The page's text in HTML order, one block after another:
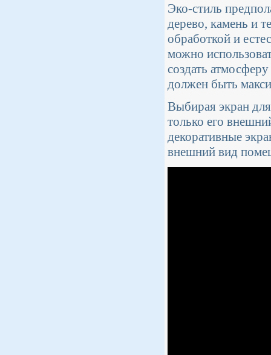
Эко-стиль
дерево, камень и
обработкой и
можно
создать
должен быть
Выбирая экран
только его
декоративные
внешний вид